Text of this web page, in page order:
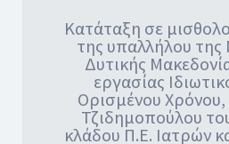
Κατάταξη σε
της υπαλλήλου της
Δυτικής
εργασίας
Ορισμένου
Τζιδημοπούλου
κλάδου Π.Ε. Ιατρών